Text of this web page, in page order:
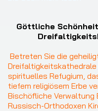
Göttliche
Betreten Sie die
Dreifaltigkeitskathedrale
spirituelles Refugium,
tiefem religiösem Erbe
Bischöfliche Verwaltung
Russisch-Orthodoxen